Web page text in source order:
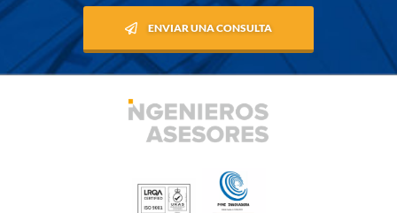
ENVIAR UNA CONSULTA